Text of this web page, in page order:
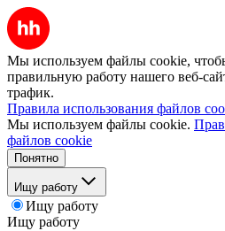
Мы используем файлы cookie,
правильную работу нашего веб-
трафик.
Правила использования файлов
Мы используем файлы cookie.
файлов cookie
Понятно
Ищу работу
Ищу работу
Ищу работу